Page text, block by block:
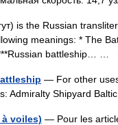
is the Russian
meanings: * The
battleship… …
— For other
Admiralty Shipyard
voiles) — Pour les